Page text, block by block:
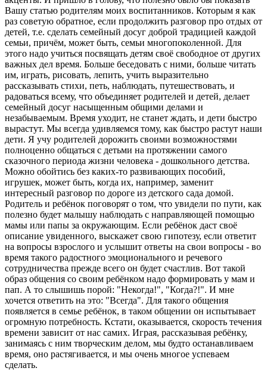
Вашу статью родителям моих воспитанников. Которым я как
раз советую обратное, если продолжить разговор про отдых от
детей, т.е. сделать семейный досуг доброй традицией каждой
семьи, причём, может быть, семьи многопоколенной. Для
этого надо учиться посвящать детям своё свободное от других
важных дел время. Больше беседовать с ними, больше читать
им, играть, рисовать, лепить, учить выразительно
рассказывать стихи, петь, наблюдать, путешествовать, и
радоваться всему, что объединяет родителей и детей, делает
семейный досуг насыщенным общими делами и
незабываемым. Время уходит, не станет ждать, и дети быстро
вырастут. Мы всегда удивляемся тому, как быстро растут наши
дети. Я учу родителей дорожить своими возможностями
полноценно общаться с детьми на протяжении самого
сказочного периода жизни человека - дошкольного детства.
Можно обойтись без каких-то развивающих пособий,
игрушек, может быть, когда их, например, заменит
интересный разговор по дороге из детского сада домой.
Родитель и ребёнок поговорят о том, что увидели по пути, как
полезно будет малышу наблюдать с направляющей помощью
мамы или папы за окружающим. Если ребёнок даст своё
описание увиденного, выскажет свою гипотезу, если ответит
на вопросы взрослого и услышит ответы на свои вопросы - во
время такого радостного эмоционального и речевого
сотрудничества прежде всего он будет счастлив. Вот такой
образ общения со своим ребёнком надо формировать у мам и
пап. А то слышишь порой: "Некогда!", "Когда?!". И мне
хочется ответить на это: "Всегда". Для такого общения
появляется в семье ребёнок, в таком общении он испытывает
огромную потребность. Кстати, оказывается, скорость течения
времени зависит от нас самих. Играя, рассказывая ребёнку,
занимаясь с ним творческим делом, мы будто останавливаем
время, оно растягивается, и мы очень многое успеваем
сделать.